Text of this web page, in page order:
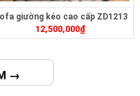
giường kéo cao cấp ZD1213
12,500,000₫
→